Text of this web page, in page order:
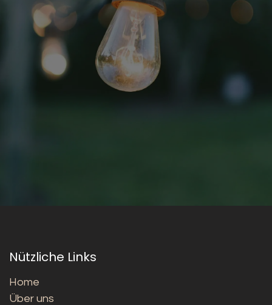
Nützliche Links
Home
Über uns